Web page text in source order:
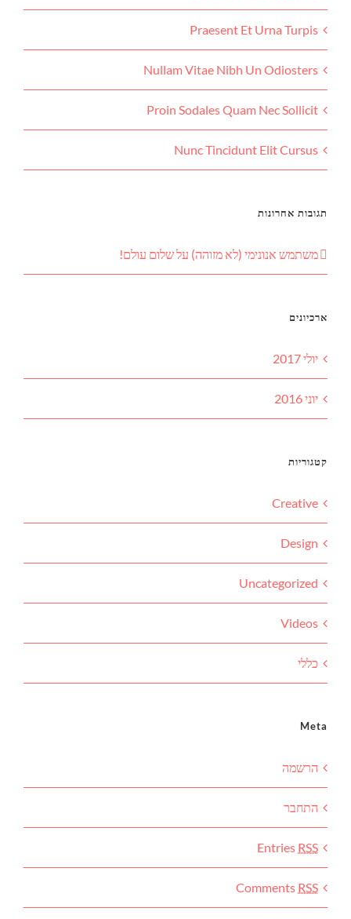
Praesent Et Urna Turpis
Nullam Vitae Nibh Un Odiosters
Proin Sodales Quam Nec Sollicit
Nunc Tincidunt Elit Cursus
תגובות אחרונות
משתמש אנונימי (לא מזוהה) עלשלום עולם!
ארכיונים
יולי 2017
יוני 2016
קטגוריות
Creative
Design
Uncategorized
Videos
כללי
Meta
הרשמה
התחבר
Entries RSS
Comments RSS